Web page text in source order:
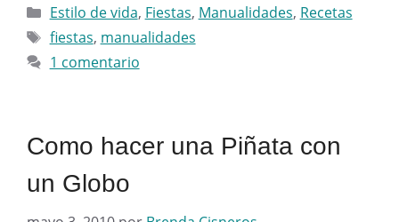
Categorías
Estilo de vida, Fiestas, Manualidades, Recetas
Etiquetas
fiestas, manualidades
1 comentario
Como hacer una Piñata con
un Globo